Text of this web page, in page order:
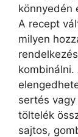
könnyedén
A recept
milyen
kombinálni.
sertés
töltelék
sajtos,